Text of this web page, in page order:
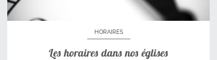
HORAIRES
Les horaires dans nos églises